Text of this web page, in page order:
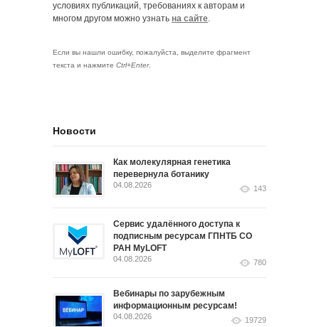
условиях публикаций, требованиях к авторам и
многом другом можно узнать на сайте.
Если вы нашли ошибку, пожалуйста, выделите фрагмент
текста и нажмите Ctrl+Enter.
Новости
Как молекулярная генетика
перевернула ботанику
04.08.2026 143
Сервис удалённого доступа к
подписным ресурсам ГПНТБ СО
РАН MyLOFT
04.08.2026 780
Вебинары по зарубежным
информационным ресурсам!
04.08.2026 19729